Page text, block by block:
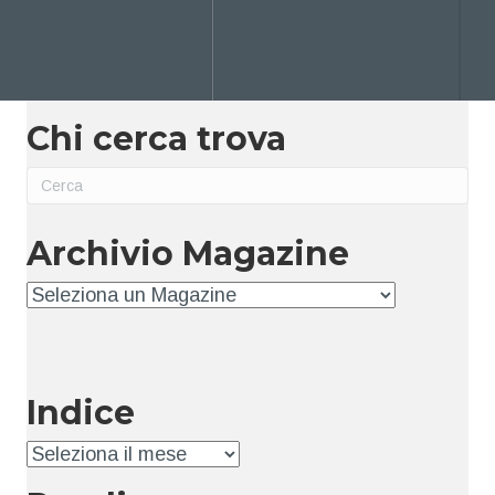
Chi cerca trova
Archivio Magazine
Archivio
Indice
Indice